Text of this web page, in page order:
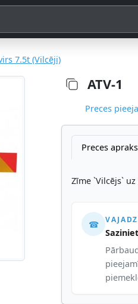
7.5t (Vilcēji)
ATV-1
Preces
Preces
Zīme `Vilcējs`
☎